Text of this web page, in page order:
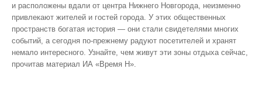
и расположены вдали от центра Нижнего Новгорода, неизменно
привлекают жителей и гостей города. У этих общественных
пространств богатая история — они стали свидетелями многих
событий, а сегодня по‑прежнему радуют посетителей и хранят
немало интересного. Узнайте, чем живут эти зоны отдыха сейчас,
прочитав материал ИА «Время Н».